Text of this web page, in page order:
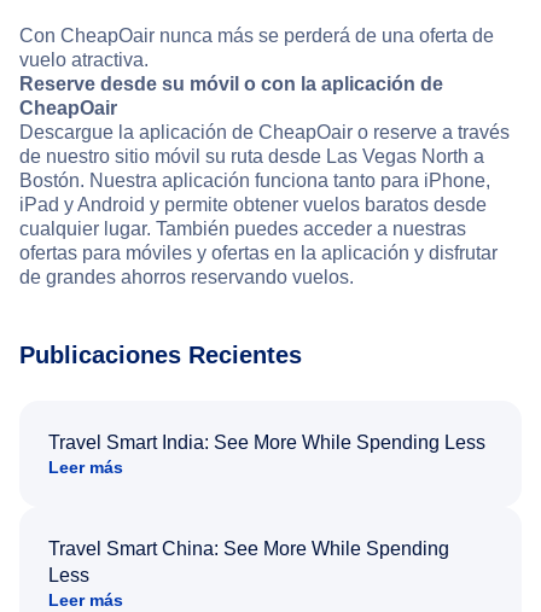
Con CheapOair nunca más se perderá de una oferta de
vuelo atractiva.
Reserve desde su móvil o con la aplicación de
CheapOair
Descargue la aplicación de CheapOair o reserve a través
de nuestro sitio móvil su ruta desde Las Vegas North a
Bostón. Nuestra aplicación funciona tanto para iPhone,
iPad y Android y permite obtener vuelos baratos desde
cualquier lugar. También puedes acceder a nuestras
ofertas para móviles y ofertas en la aplicación y disfrutar
de grandes ahorros reservando vuelos.
Publicaciones Recientes
Travel Smart India: See More While Spending Less
Leer más
Travel Smart China: See More While Spending
Less
Leer más